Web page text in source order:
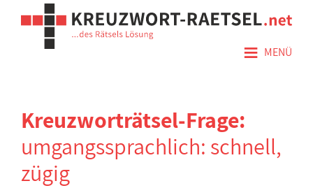
≡ MENÜ
Kreuzworträtsel-Frage:
umgangssprachlich: schnell,
zügig